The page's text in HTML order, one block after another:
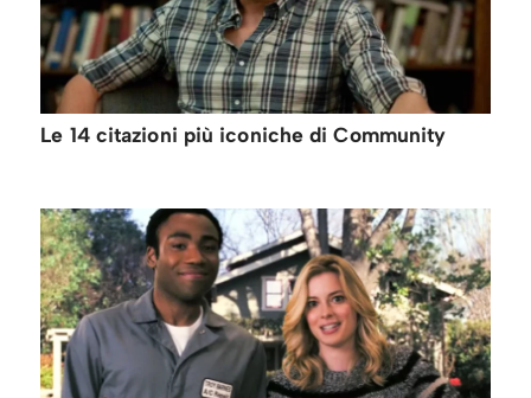
Le 14 citazioni più iconiche di Community